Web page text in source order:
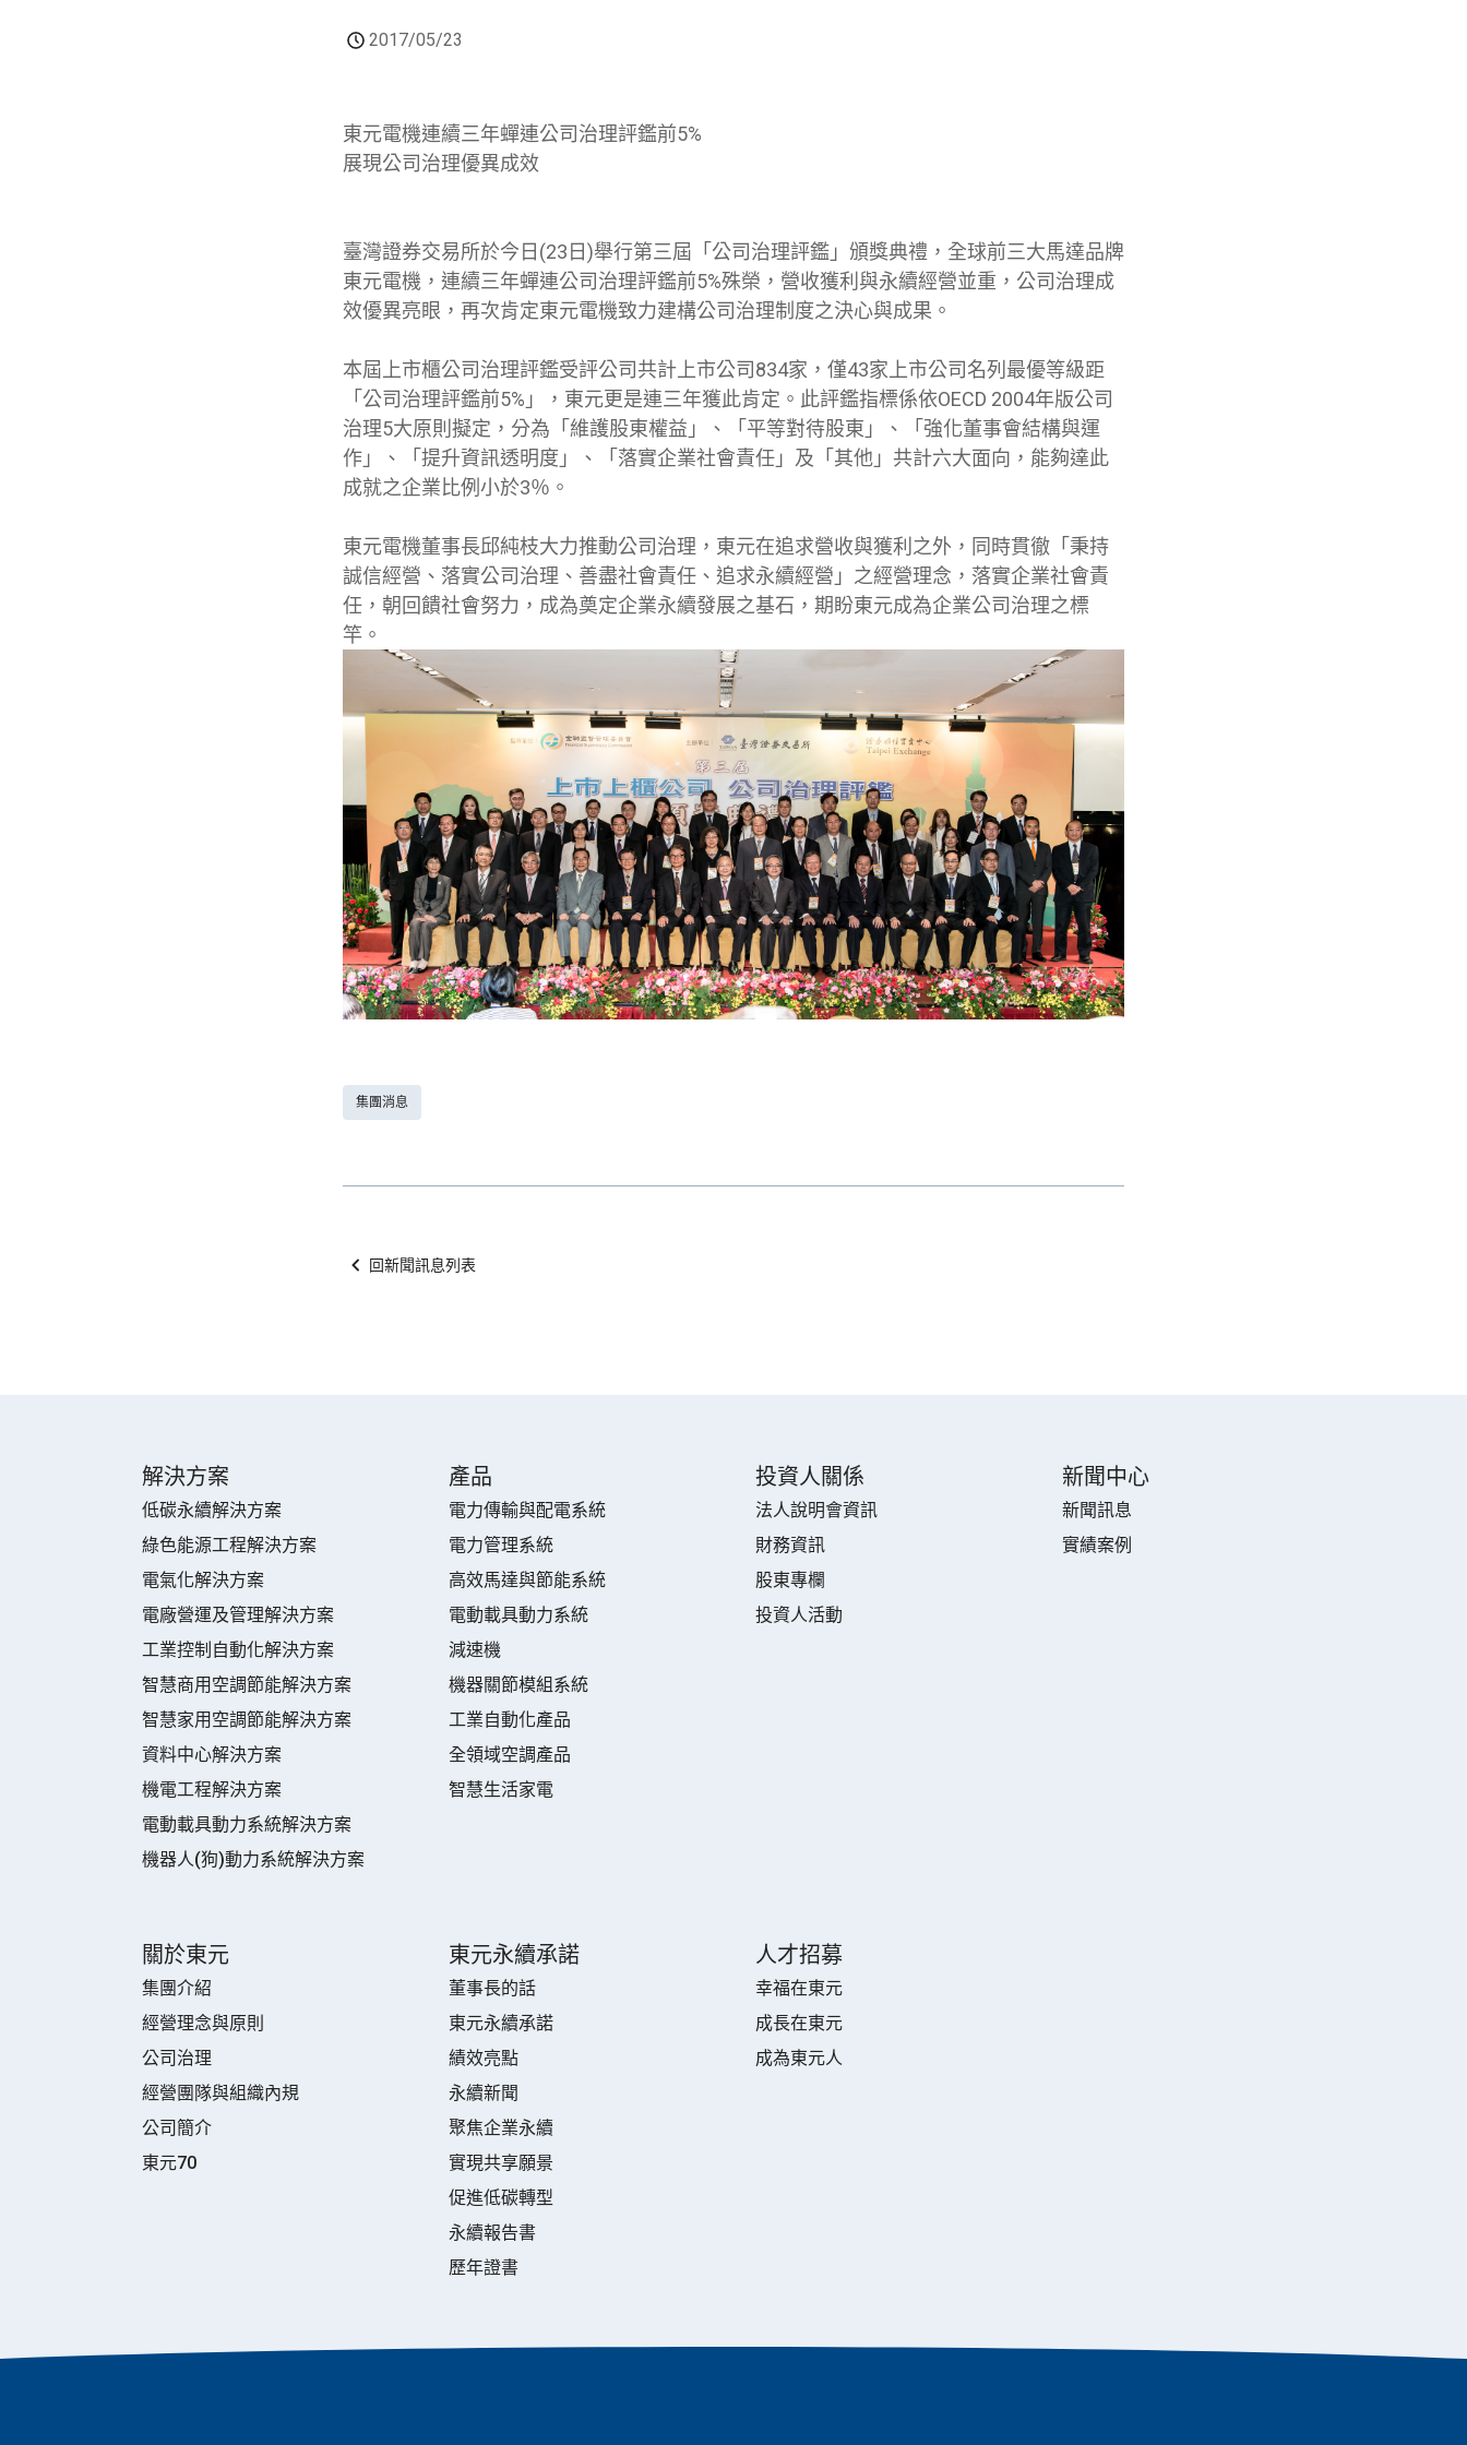
2017/05/23
東元電機連續三年蟬連公司治理評鑑前5%
展現公司治理優異成效
臺灣證券交易所於今日(23日)舉行第三屆「公司治理評鑑」頒獎典禮，全球前三大馬達品牌
東元電機，連續三年蟬連公司治理評鑑前5%殊榮，營收獲利與永續經營並重，公司治理成
效優異亮眼，再次肯定東元電機致力建構公司治理制度之決心與成果。
本屆上市櫃公司治理評鑑受評公司共計上市公司834家，僅43家上市公司名列最優等級距
「公司治理評鑑前5%」，東元更是連三年獲此肯定。此評鑑指標係依OECD 2004年版公司
治理5大原則擬定，分為「維護股東權益」、「平等對待股東」、「強化董事會結構與運
作」、「提升資訊透明度」、「落實企業社會責任」及「其他」共計六大面向，能夠達此
成就之企業比例小於3％。
東元電機董事長邱純枝大力推動公司治理，東元在追求營收與獲利之外，同時貫徹「秉持
誠信經營、落實公司治理、善盡社會責任、追求永續經營」之經營理念，落實企業社會責
任，朝回饋社會努力，成為奠定企業永續發展之基石，期盼東元成為企業公司治理之標
竿。
集團消息
回新聞訊息列表
解決方案
低碳永續解決方案
綠色能源工程解決方案
電氣化解決方案
電廠營運及管理解決方案
工業控制自動化解決方案
智慧商用空調節能解決方案
智慧家用空調節能解決方案
資料中心解決方案
機電工程解決方案
電動載具動力系統解決方案
機器人(狗)動力系統解決方案
產品
電力傳輸與配電系統
電力管理系統
高效馬達與節能系統
電動載具動力系統
減速機
機器關節模組系統
工業自動化產品
全領域空調產品
智慧生活家電
投資人關係
法人說明會資訊
財務資訊
股東專欄
投資人活動
新聞中心
新聞訊息
實績案例
關於東元
集團介紹
經營理念與原則
公司治理
經營團隊與組織內規
公司簡介
東元70
東元永續承諾
董事長的話
東元永續承諾
績效亮點
永續新聞
聚焦企業永續
實現共享願景
促進低碳轉型
永續報告書
歷年證書
人才招募
幸福在東元
成長在東元
成為東元人